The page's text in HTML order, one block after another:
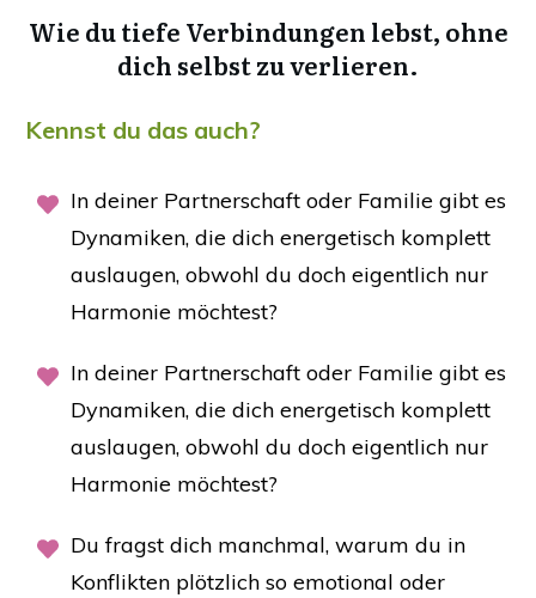
Wie du tiefe Verbindungen lebst, ohne
dich selbst zu verlieren.
Kennst du das auch?
In deiner Partnerschaft oder Familie gibt es
Dynamiken, die dich energetisch komplett
auslaugen, obwohl du doch eigentlich nur
Harmonie möchtest?
In deiner Partnerschaft oder Familie gibt es
Dynamiken, die dich energetisch komplett
auslaugen, obwohl du doch eigentlich nur
Harmonie möchtest?
Du fragst dich manchmal, warum du in
Konflikten plötzlich so emotional oder